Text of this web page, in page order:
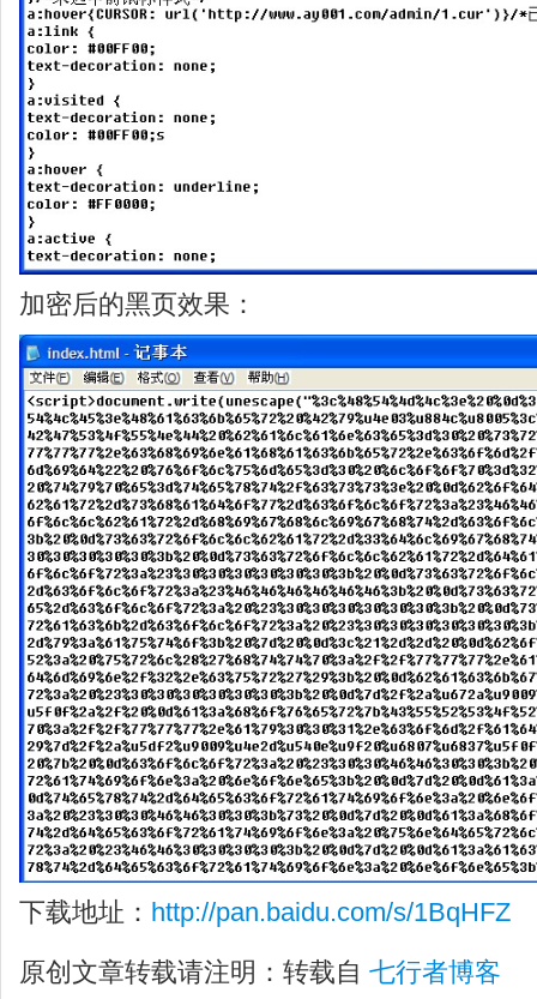
加密后的黑页效果：
下载地址： http://pan.baidu.com/s/1BqHFZ
原创文章转载请注明：转载自 七行者博客